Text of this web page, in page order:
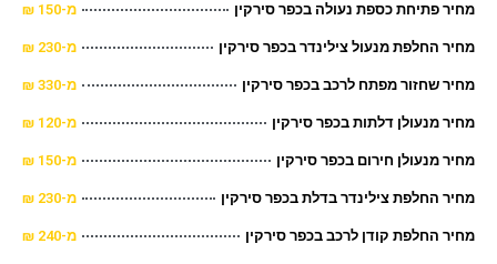
פתיחת כספת נעולה בכפר סירקין מ-150 ₪
החלפת מנעול צילינדר בכפר סירקין מ-230 ₪
שחזור מפתח לרכב בכפר סירקין מ-330 ₪
מנעולן דלתות בכפר סירקין מ-120 ₪
מנעולן חירום בכפר סירקין מ-150 ₪
החלפת צילינדר בדלת בכפר סירקין מ-230 ₪
החלפת קודן לרכב בכפר סירקין מ-240 ₪